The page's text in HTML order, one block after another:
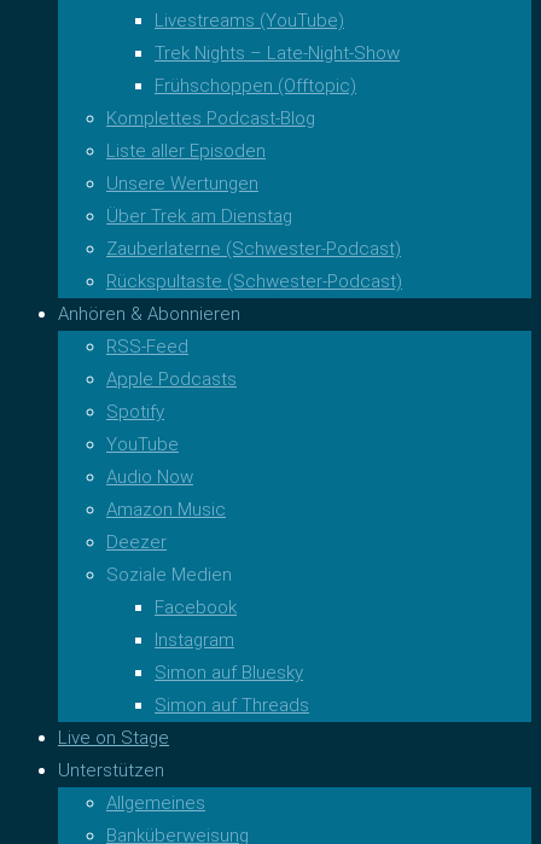
Livestreams (YouTube)
Trek Nights – Late-Night-Show
Frühschoppen (Offtopic)
Komplettes Podcast-Blog
Liste aller Episoden
Unsere Wertungen
Über Trek am Dienstag
Zauberlaterne (Schwester-Podcast)
Rückspultaste (Schwester-Podcast)
Anhören & Abonnieren
RSS-Feed
Apple Podcasts
Spotify
YouTube
Audio Now
Amazon Music
Deezer
Soziale Medien
Facebook
Instagram
Simon auf Bluesky
Simon auf Threads
Live on Stage
Unterstützen
Allgemeines
Banküberweisung